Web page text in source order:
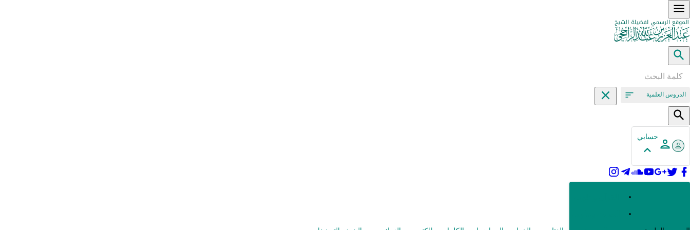
الدروس العلمية
حسابي